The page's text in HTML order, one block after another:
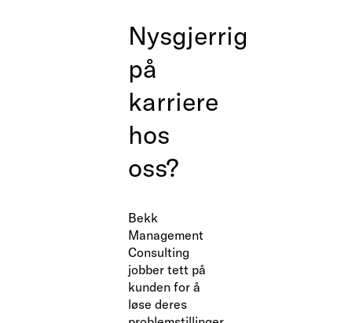
Nysgjerrig
på
karriere
hos
oss?
Bekk
Management
Consulting
jobber tett på
kunden for å
løse deres